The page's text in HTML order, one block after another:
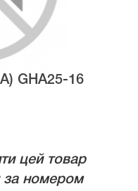
GHA25-16
цей товар
за номером